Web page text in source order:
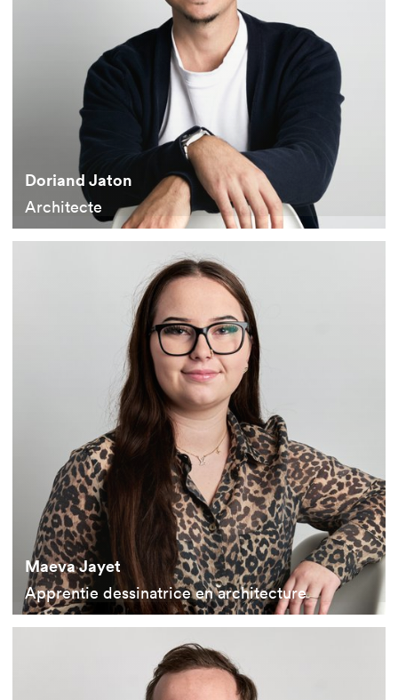
Doriand Jaton
Architecte
Maeva Jayet
Apprentie dessinatrice en architecture